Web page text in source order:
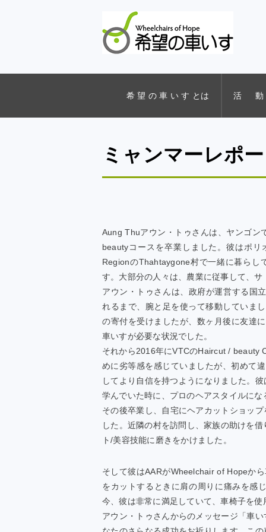
希 望 の 車 い す とは 活
ミャンマーレポ
Aung Thuアウン・トゥさんは、ヤンゴン
beautyコースを卒業しました。彼はポ
RegionのThahtaygone村で一緒に暮らし
す。大部分の人々は、農業に従事して、
アウン・トゥさんは、政府が運営する国
れるまで、腕と足を使って移動していま
の寄付を受けましたが、数ヶ月後に友達
車いすが必要な状況でした。
それから2016年にVTCのHaircut / beauty
めに劣等感を感じていましたが、初めて
してより自信を持つようになりました。
学んでいた時に、プロのヘアスタイルに
その後卒業し、自宅にヘアカットショッ
した。近隣の村を訪問し、家族の助けを
ト/美容技能に磨きをかけました。
そして彼はAARがWheelchair of Hopeか
をカットするときに肩の周りに痛みを感
今、彼は非常に満足していて、車椅子を使
アウン・トゥさんからのメッセージ「車